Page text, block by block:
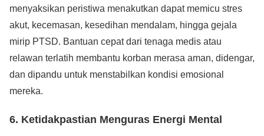
menyaksikan peristiwa menakutkan dapat memicu stres
akut, kecemasan, kesedihan mendalam, hingga gejala
mirip PTSD. Bantuan cepat dari tenaga medis atau
relawan terlatih membantu korban merasa aman, didengar,
dan dipandu untuk menstabilkan kondisi emosional
mereka.
6. Ketidakpastian Menguras Energi Mental